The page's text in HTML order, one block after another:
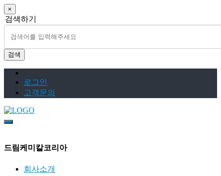
×
검색하기
검색
로그인
고객문의
드림케미칼코리아
회사소개